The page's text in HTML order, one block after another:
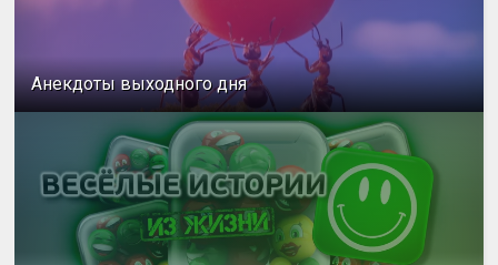
Анекдоты выходного дня